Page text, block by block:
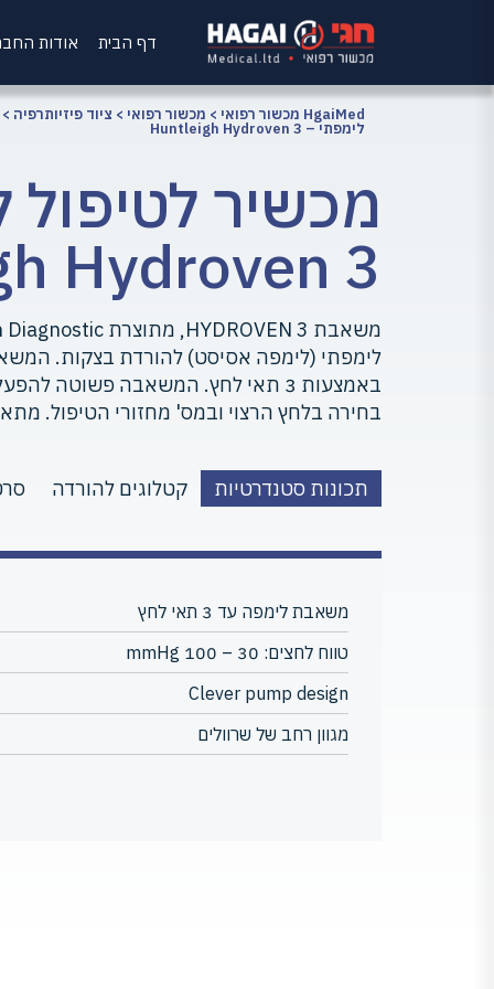
דף הבית אודות
HgaiMed מכשור רפואי > מכשור רפואי > ציוד פיזיותרפיה >
לימפתי – Huntleigh Hydroven 3
מכשיר לטיפול
Hydroven 3
לימפתי (לימפה אסיסט) להורדת בצקות.
באמצעות 3 תאי לחץ. המשאבה
בחירה בלחץ הרצוי ובמס' מחזורי הטיפול.
תכונות סטנדרטיות קטלוגים להורדה
משאבת לימפה עד 3 תאי לחץ
טווח לחצים: 30 – 100 mmHg
Clever pump design
מגוון רחב של שרוולים